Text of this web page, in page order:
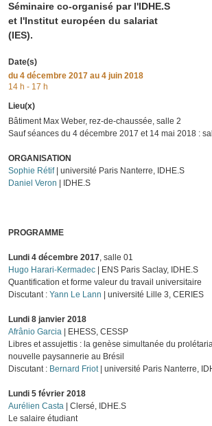
Séminaire co-organisé par l'IDHE.S
et l'Institut européen du salariat
(IES).
Date(s)
du 4 décembre 2017 au 4 juin 2018
14 h - 17 h
Lieu(x)
Bâtiment Max Weber, rez-de-chaussée, salle 2
Sauf séances du 4 décembre 2017 et 14 mai 2018 :
ORGANISATION
Sophie Rétif| université Paris Nanterre, IDHE.S
Daniel Veron | IDHE.S
PROGRAMME
Lundi 4 décembre 2017, salle 01
Hugo Harari-Kermadec | ENS Paris Saclay, IDHE.S
Quantification et forme valeur du travail universitaire
Discutant : Yann Le Lann | université Lille 3, CERIES
Lundi 8 janvier 2018
Afrânio Garcia | EHESS, CESSP
Libres et assujettis : la genèse simultanée du
nouvelle paysannerie au Brésil
Discutant : Bernard Friot| université Paris Nanterre,
Lundi 5 février 2018
Aurélien Casta | Clersé, IDHE.S
Le salaire étudiant